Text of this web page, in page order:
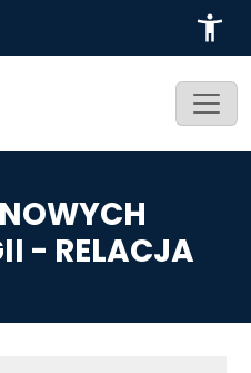
- RELACJA